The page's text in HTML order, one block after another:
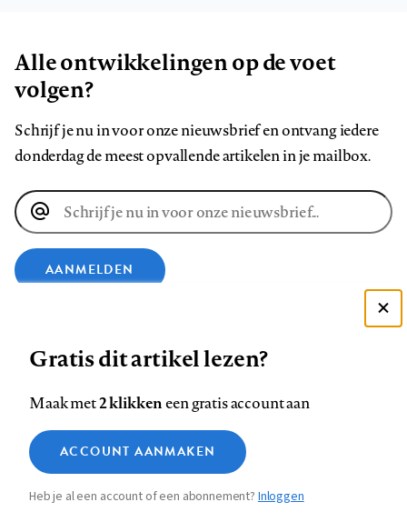
Alle ontwikkelingen op de voet
volgen?
Schrijf je nu in voor onze nieuwsbrief en ontvang iedere
donderdag de meest opvallende artikelen in je mailbox.
E-
mailadres
AANMELDEN
op
Facebook
op
LinkedIn
op
Bluesky
ons
op
InstagramYouTube
Footer
navigation
Contact Colofon Disclaimer Privacy
Medische vragen verdienen
betrouwbare antwoorden
Zie onze cookie policy
Analytische cookies
Marketing cookies
Gratis dit artikel lezen?
Maak met2 klikkeneen gratis account aan
ACCOUNT AANMAKEN
Heb je al een account of een abonnement?Inloggen